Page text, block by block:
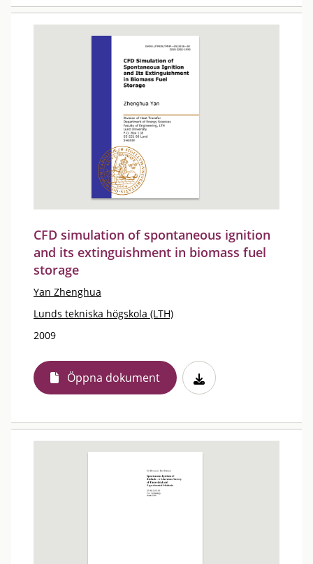
CFD simulation of spontaneous ignition
and its extinguishment in biomass fuel
storage
Yan Zhenghua
Lunds tekniska högskola (LTH)
2009
Öppna dokument